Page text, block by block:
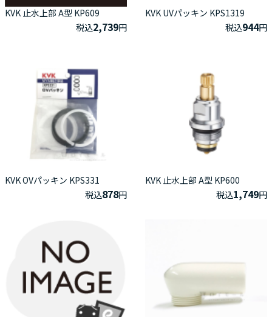
KVK 止水上部 A型 KP609
税込2,739円
KVK UVパッキン KPS1319
税込944円
KVK OVパッキン KPS331
税込878円
KVK 止水上部 A型 KP600
税込1,749円